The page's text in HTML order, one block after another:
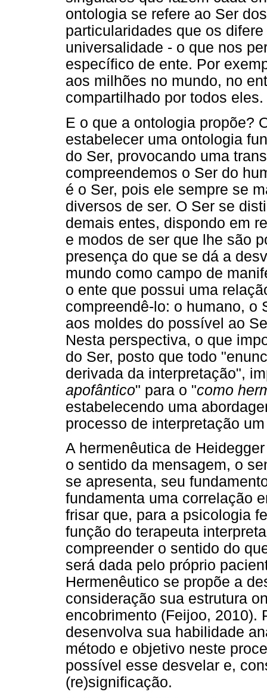
ontologia se refere ao Ser
particularidades que os
universalidade - o que nos
específico de ente. Por
aos milhões no mundo, no
compartilhado por todos eles.
E o que a ontologia propõe?
estabelecer uma ontologia
do Ser, provocando uma
compreendemos o Ser do
é o Ser, pois ele sempre se
diversos de ser. O Ser se
demais entes, dispondo em
e modos de ser que lhe são
presença do que se dá a
mundo como campo de
o ente que possui uma
compreendê-lo: o humano, o
aos moldes do possível ao
Nesta perspectiva, o que
do Ser, posto que todo
derivada da interpretação",
apofântico" para o "como
estabelecendo uma
processo de interpretação
A hermenêutica de
o sentido da mensagem, o
se apresenta, seu
fundamenta uma correlação
frisar que, para a psicologia
função do terapeuta
compreender o sentido do
será dada pelo próprio
Hermenêutico se propõe a
consideração sua estrutura
encobrimento (Feijoo, 2010).
desenvolva sua habilidade
método e objetivo neste
possível esse desvelar e,
(re)significação.